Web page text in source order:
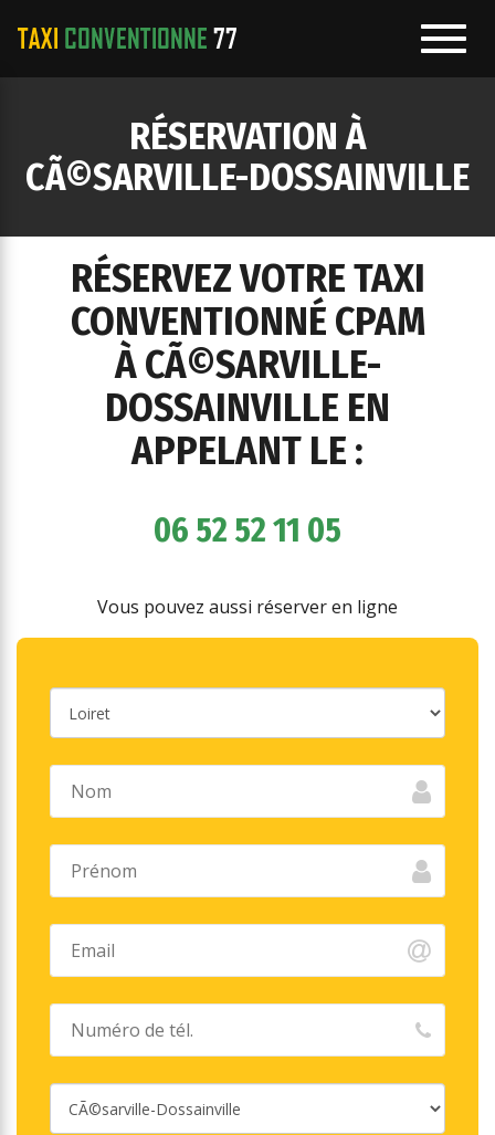
RÉSERVATION À
CÃ©SARVILLE-DOSSAINVILLE
RÉSERVEZ VOTRE TAXI
CONVENTIONNÉ CPAM
À CÃ©SARVILLE-
DOSSAINVILLE EN
APPELANT LE :
06 52 52 11 05
Vous pouvez aussi réserver en ligne